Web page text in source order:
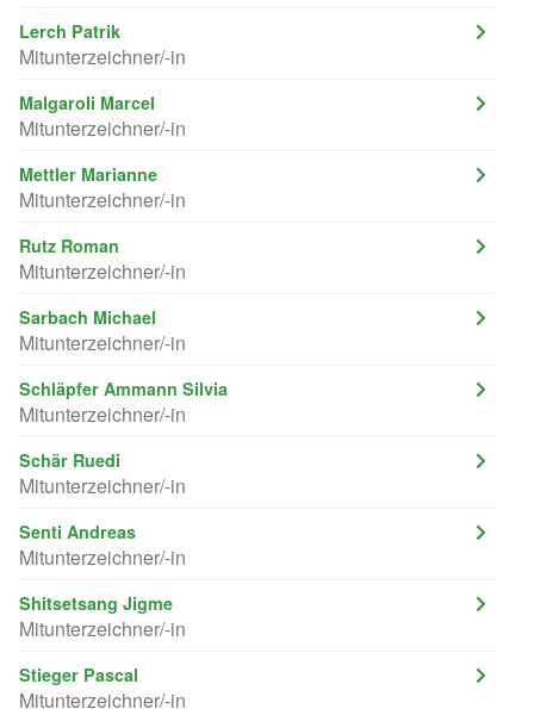
Lerch Patrik
Mitunterzeichner/-in
Malgaroli Marcel
Mitunterzeichner/-in
Mettler Marianne
Mitunterzeichner/-in
Rutz Roman
Mitunterzeichner/-in
Sarbach Michael
Mitunterzeichner/-in
Schläpfer Ammann Silvia
Mitunterzeichner/-in
Schär Ruedi
Mitunterzeichner/-in
Senti Andreas
Mitunterzeichner/-in
Shitsetsang Jigme
Mitunterzeichner/-in
Stieger Pascal
Mitunterzeichner/-in